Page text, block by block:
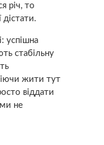
річ, то
дістати.
успішна
стабільну
жити тут
віддати
не